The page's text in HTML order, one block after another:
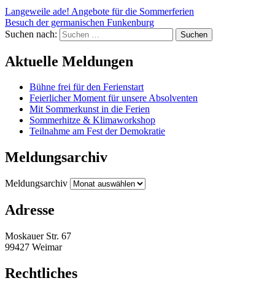
Langeweile ade! Angebote für die Sommerferien
Besuch der germanischen Funkenburg
Suchen nach:
Aktuelle Meldungen
Bühne frei für den Ferienstart
Feierlicher Moment für unsere Absolventen
Mit Sommerkunst in die Ferien
Sommerhitze & Klimaworkshop
Teilnahme am Fest der Demokratie
Meldungsarchiv
Meldungsarchiv
Adresse
Moskauer Str. 67
99427 Weimar
Rechtliches